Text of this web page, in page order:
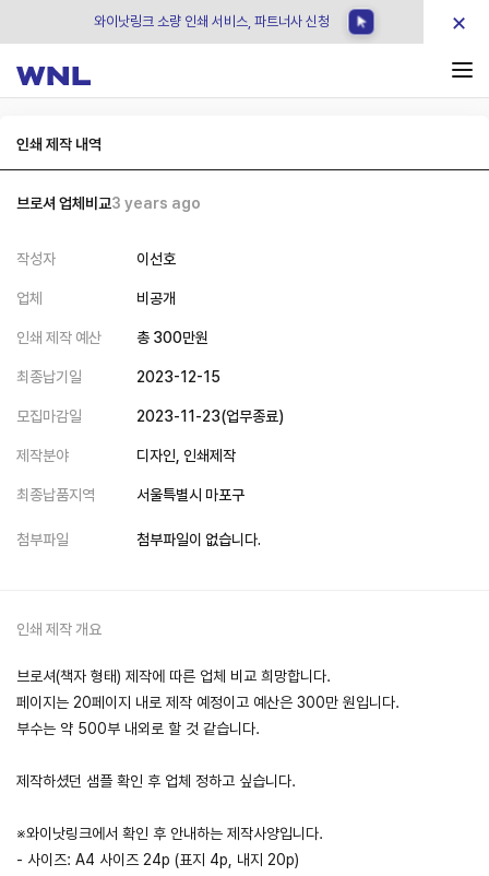
와이낫링크 소량 인쇄 서비스, 파트너사 신청 ×
인쇄 제작 내역
브로셔 업체비교3 years ago
작성자 이선호
업체 비공개
인쇄 제작 예산 총 300만원
최종납기일 2023-12-15
모집마감일 2023-11-23(업무종료)
제작분야 디자인, 인쇄제작
최종납품지역 서울특별시 마포구
첨부파일 첨부파일이 없습니다.
인쇄 제작 개요
브로셔(책자 형태) 제작에 따른 업체 비교 희망합니다.
페이지는 20페이지 내로 제작 예정이고 예산은 300만 원입니다.
부수는 약 500부 내외로 할 것 같습니다.
제작하셨던 샘플 확인 후 업체 정하고 싶습니다.
※와이낫링크에서 확인 후 안내하는 제작사양입니다.
- 사이즈: A4 사이즈 24p (표지 4p, 내지 20p)